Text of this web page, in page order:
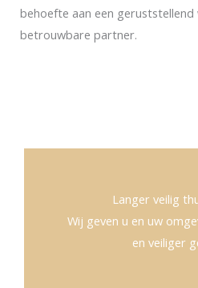
behoefte aan een
betrouwbare partner.
Langer veilig
Wij geven u en uw
en veiliger